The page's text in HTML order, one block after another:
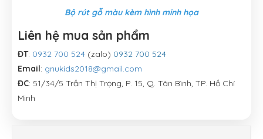
Bộ rút gỗ màu kèm hình minh họa
Liên hệ mua sản phẩm
ĐT: 0932 700 524 (zalo) 0932 700 524
Email: gnukids2018@gmail.com
ĐC: 51/34/5 Trần Thị Trọng, P. 15, Q. Tân Bình, TP. Hồ Chí
Minh